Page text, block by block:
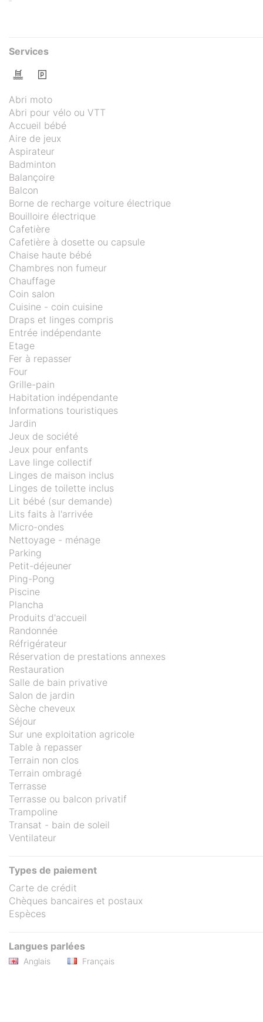
Services
Abri moto
Abri pour vélo ou VTT
Accueil bébé
Aire de jeux
Aspirateur
Badminton
Balançoire
Balcon
Borne de recharge voiture électrique
Bouilloire électrique
Cafetière
Cafetière à dosette ou capsule
Chaise haute bébé
Chambres non fumeur
Chauffage
Coin salon
Cuisine - coin cuisine
Draps et linges compris
Entrée indépendante
Etage
Fer à repasser
Four
Grille-pain
Habitation indépendante
Informations touristiques
Jardin
Jeux de société
Jeux pour enfants
Lave linge collectif
Linges de maison inclus
Linges de toilette inclus
Lit bébé (sur demande)
Lits faits à l'arrivée
Micro-ondes
Nettoyage - ménage
Parking
Petit-déjeuner
Ping-Pong
Piscine
Plancha
Produits d'accueil
Randonnée
Réfrigérateur
Réservation de prestations annexes
Restauration
Salle de bain privative
Salon de jardin
Sèche cheveux
Séjour
Sur une exploitation agricole
Table à repasser
Terrain non clos
Terrain ombragé
Terrasse
Terrasse ou balcon privatif
Trampoline
Transat - bain de soleil
Ventilateur
Types de paiement
Carte de crédit
Chèques bancaires et postaux
Espèces
Langues parlées
Anglais Français